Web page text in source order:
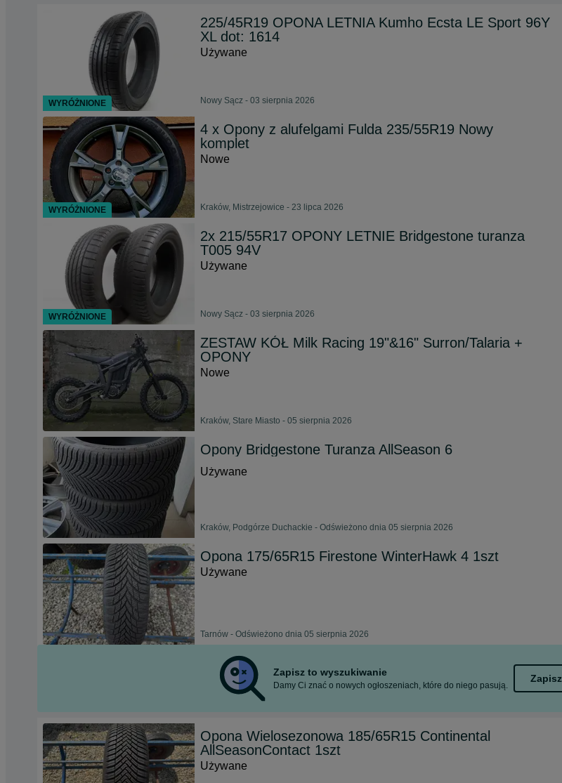
225/45R19 OPONA LETNIA Kumho Ecsta LE Sport 96Y
XL dot: 1614
Używane
Nowy Sącz - 03 sierpnia 2026
4 x Opony z alufelgami Fulda 235/55R19 Nowy
komplet
Nowe
Kraków, Mistrzejowice - 23 lipca 2026
2x 215/55R17 OPONY LETNIE Bridgestone turanza
T005 94V
Używane
Nowy Sącz - 03 sierpnia 2026
ZESTAW KÓŁ Milk Racing 19"&16" Surron/Talaria +
OPONY
Nowe
Kraków, Stare Miasto - 05 sierpnia 2026
Opony Bridgestone Turanza AllSeason 6
Używane
Kraków, Podgórze Duchackie - Odświeżono dnia 05 sierpnia 2026
Opona 175/65R15 Firestone WinterHawk 4 1szt
Używane
Tarnów - Odświeżono dnia 05 sierpnia 2026
Zapisz to wyszukiwanie
Damy Ci znać o nowych ogłoszeniach, które do niego pasują.
Zapisz
Opona Wielosezonowa 185/65R15 Continental
AllSeasonContact 1szt
Używane
WYRÓŻNIONE
WYRÓŻNIONE
WYRÓŻNIONE